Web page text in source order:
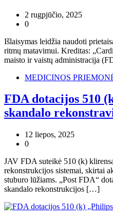
2 rugpjūčio, 2025
0
Išlaisymas leidžia naudoti
ritmų matavimui. Kreditas:
maisto ir vaistų administracija
MEDICINOS
FDA dotacijos 510
skandalo
12 liepos, 2025
0
JAV FDA suteikė 510 (k)
rekonstrukcijos sistemai, skirtai
stuburo lūžiams. „Post FDA“
skandalo rekonstrukcijos […]